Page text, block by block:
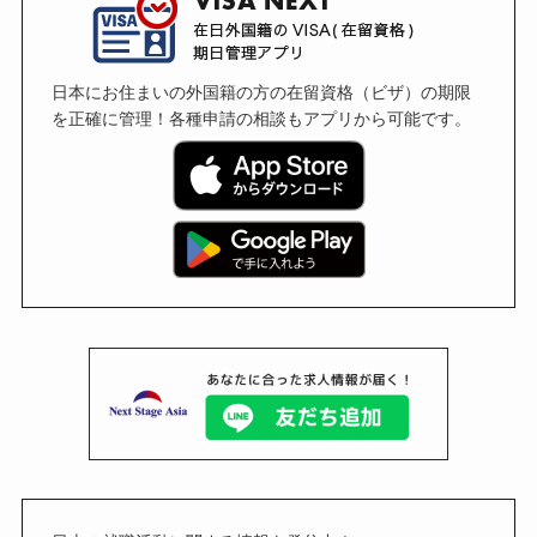
日本にお住まいの外国籍の方の在留資格（ビザ）の期限
を正確に管理！各種申請の相談もアプリから可能です。